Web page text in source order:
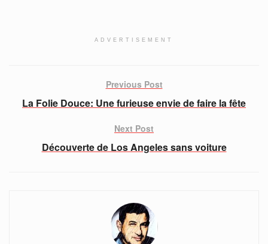
ADVERTISEMENT
Previous Post
La Folie Douce: Une furieuse envie de faire la fête
Next Post
Découverte de Los Angeles sans voiture